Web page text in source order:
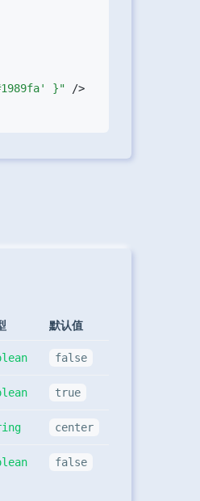
}"
默认值
false
true
center
false